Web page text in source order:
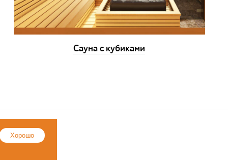
Сауна с кубиками
Хорошо